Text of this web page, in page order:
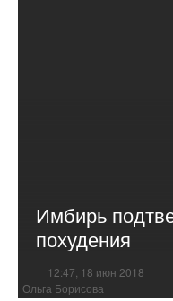
Имбирь
похудения
12:47, 18 июн 2018
Ольга Борисова